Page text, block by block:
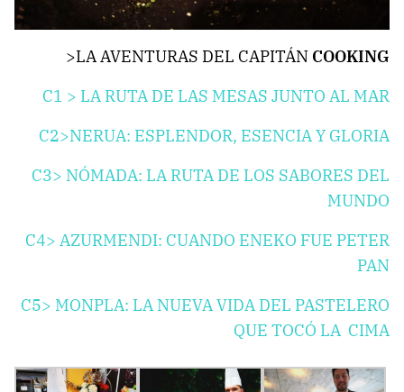
>LA AVENTURAS DEL CAPITÁN COOKING
C1 > LA RUTA DE LAS MESAS JUNTO AL MAR
C2>NERUA: ESPLENDOR, ESENCIA Y GLORIA
C3> NÓMADA: LA RUTA DE LOS SABORES DEL
MUNDO
C4> AZURMENDI: CUANDO ENEKO FUE PETER
PAN
C5> MONPLA: LA NUEVA VIDA DEL PASTELERO
QUE TOCÓ LA CIMA